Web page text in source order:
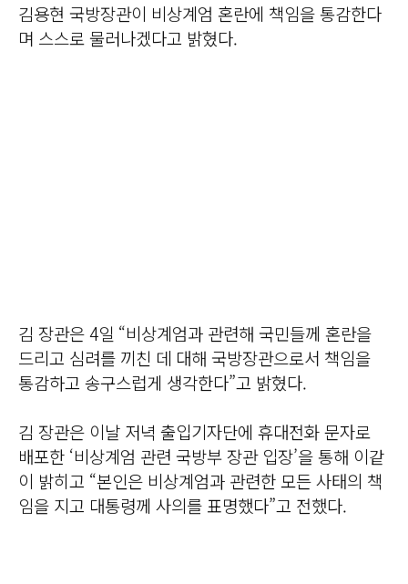
김용현 국방장관이 비상계엄 혼란에 책임을 통감한다
며 스스로 물러나겠다고 밝혔다.
김 장관은 4일 “비상계엄과 관련해 국민들께 혼란을
드리고 심려를 끼친 데 대해 국방장관으로서 책임을
통감하고 송구스럽게 생각한다”고 밝혔다.
김 장관은 이날 저녁 출입기자단에 휴대전화 문자로
배포한 ‘비상계엄 관련 국방부 장관 입장’을 통해 이같
이 밝히고 “본인은 비상계엄과 관련한 모든 사태의 책
임을 지고 대통령께 사의를 표명했다”고 전했다.